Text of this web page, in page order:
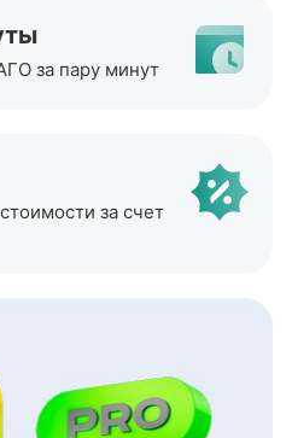
за пару минут
за счет